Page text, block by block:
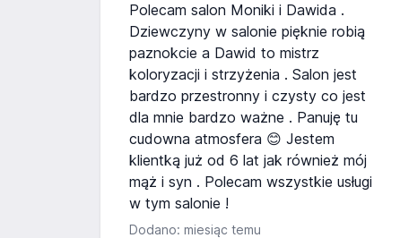
Polecam salon Moniki i Dawida .
Dziewczyny w salonie pięknie robią
paznokcie a Dawid to mistrz
koloryzacji i strzyżenia . Salon jest
bardzo przestronny i czysty co jest
dla mnie bardzo ważne . Panuję tu
cudowna atmosfera 😊 Jestem
klientką już od 6 lat jak również mój
mąż i syn . Polecam wszystkie usługi
w tym salonie !
Dodano: miesiąc temu